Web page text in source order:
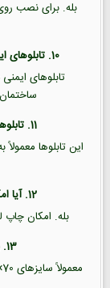
بله. برای نصب روی
10. تابلوهای ایمنی بیشتر در چه مکان‌هایی استفاده می‌شوند؟
تابلوهای
11. تابلوهای خروج اضطراری چه ویژگی‌هایی دارند؟
این تابلوها
12. آیا امکان چاپ لوگو روی تابلو ایمنی وجود دارد؟
بله. امکان چاپ
13. بهترین سایز تابلو برای سوله چیست؟
معمولاً سایزهای 70×50 یا 100×70 برای سوله و کارخانه مناسب‌تر هستند.